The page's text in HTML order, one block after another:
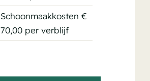
Schoonmaakkosten €
70,00 per verblijf